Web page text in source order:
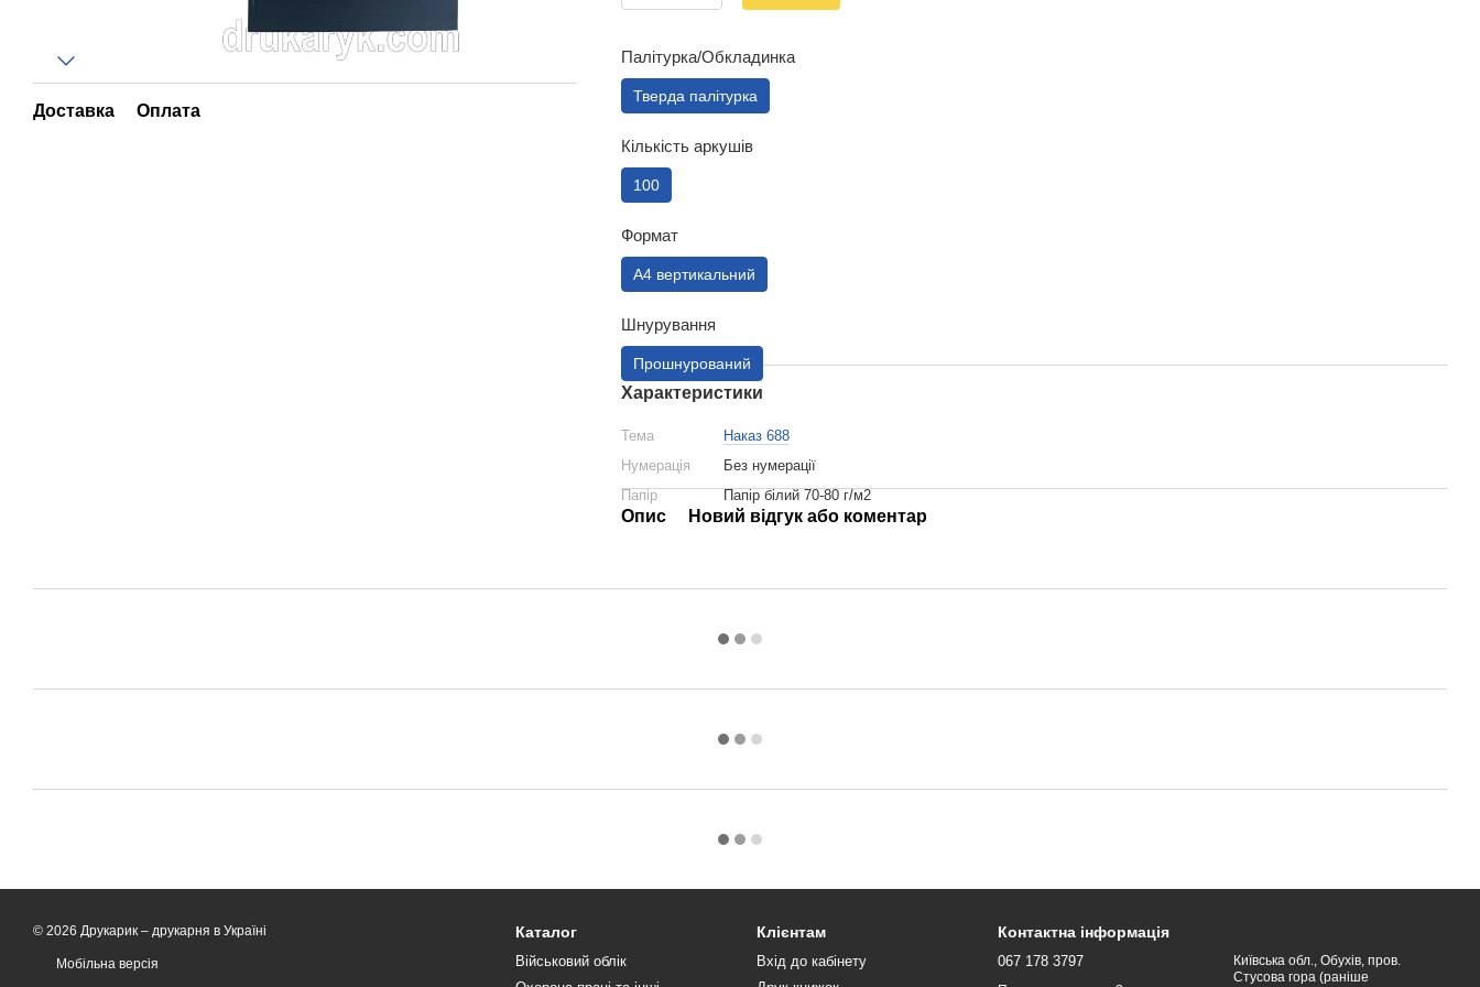
Доставка Оплата
Палітурка/Обкладинка
Тверда палітурка
Кількість аркушів
100
Формат
А4 вертикальний
Шнурування
Прошнурований
Характеристики
Тема
Наказ 688
Нумерація
Без нумерації
Папір
Папір білий 70-80 г/м2
Опис Новий відгук або коментар
© 2026 Друкарик – друкарня в Україні
Мобільна версія
Каталог
Військовий облік
Клієнтам
Вхід до кабінету
Контактна інформація
067 178 3797
Київська обл., Обухів, пров.
Стусова гора (раніше